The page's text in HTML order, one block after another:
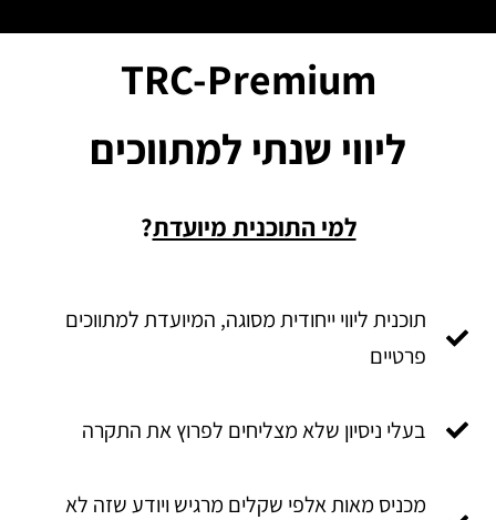
TRC-Premium
ליווי שנתי למתווכים
למי התוכנית מיועדת?
תוכנית ליווי ייחודית מסוגה, המיועדת למתווכים
פרטיים
בעלי ניסיון שלא מצליחים לפרוץ את התקרה
מכניס מאות אלפי שקלים מרגיש ויודע שזה לא